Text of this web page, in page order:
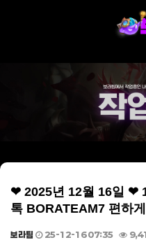
❤ 2025년 12월 16일 ❤
톡 BORATEAM7 편하
보라팀 25-12-16 07:35